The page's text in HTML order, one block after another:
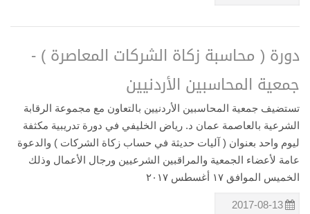
دورة ( محاسبة زكاة الشركات المعاصرة ) -
جمعية المحاسبين الأردنيين
تستضيف جمعية المحاسبين الأردنيين بالتعاون مع مجموعة الرقابة
الشرعية بالعاصمة عمان د. رياض الخليفي في دورة تدريبية مكثفة
ليوم واحد بعنوان ( آليات حديثة في حساب زكاة الشركات ) والدعوة
عامة لأعضاء الجمعية والمراقبين الشرعيين ورجال الأعمال وذلك
الخميس الموافق ١٧ أغسطس ٢٠١٧
2017-08-13